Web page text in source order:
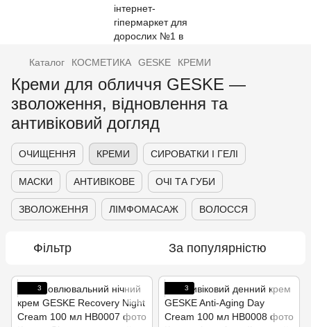
Каталог КОСМЕТИКА GESKE КРЕМИ
Креми для обличчя GESKE —
зволоження, відновлення та
антивіковий догляд
ОЧИЩЕННЯ КРЕМИ СИРОВАТКИ І ГЕЛІ
МАСКИ АНТИВІКОВЕ ОЧІ ТА ГУБИ
ЗВОЛОЖЕННЯ ЛІМФОМАСАЖ ВОЛОССЯ
Фільтр За популярністю
3 3